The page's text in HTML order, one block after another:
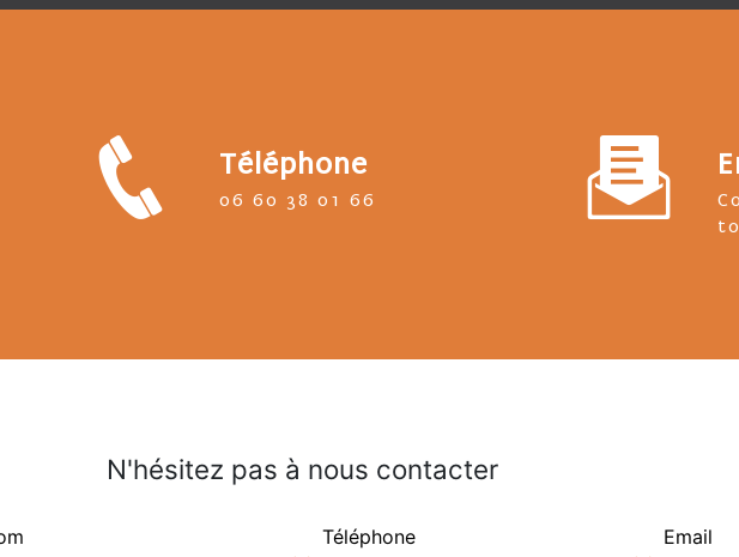
Téléphone
06 60 38 01 66
contact@bm-couvreur-
N'hésitez pas à nous contacter